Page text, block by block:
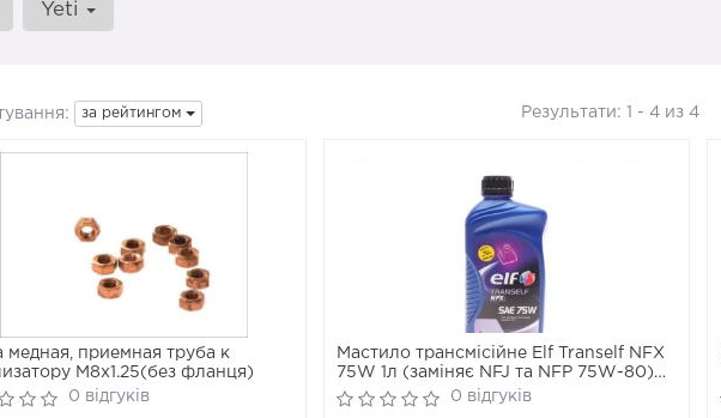
Yeti
за рейтингом Результати: 1 - 4 из 4
медная, приемная труба к
M8x1.25(без фланця)
0 відгуків
Мастило трансмісійне Elf Tranself NFX
75W 1л (заміняє NFJ та NFP 75W-80)
(для коробок МКПП - Sx, Jxx, TLx, NDx,
NDk1, Pxx, DBx.)
0 відгуків